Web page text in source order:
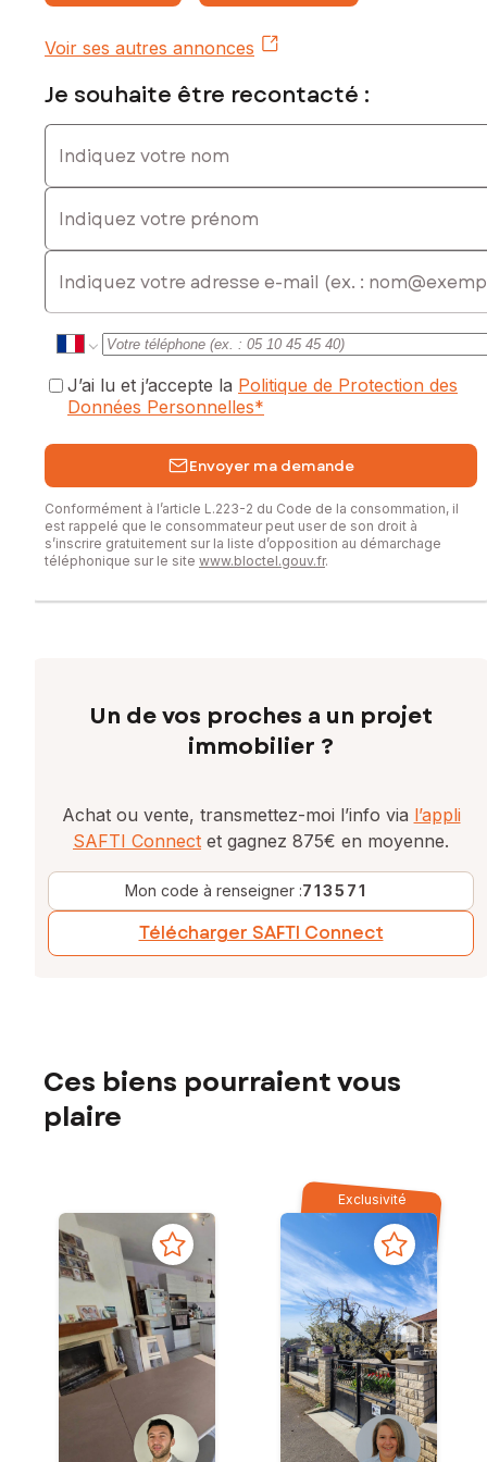
Voir ses autres annonces
Je souhaite être recontacté :
Indiquez votre nom
Indiquez votre prénom
E-mail
J’ai lu et j’accepte la Politique de Protection des
Données Personnelles*
Envoyer ma demande
Conformément à l’article L.223-2 du Code de la consommation, il
est rappelé que le consommateur peut user de son droit à
s’inscrire gratuitement sur la liste d’opposition au démarchage
téléphonique sur le site www.bloctel.gouv.fr.
Un de vos proches a un projet
immobilier ?
Achat ou vente, transmettez-moi l’info via l’appli
SAFTI Connect et gagnez 875€ en moyenne.
Mon code à renseigner :713571
Télécharger SAFTI Connect
Ces biens pourraient vous
plaire
Exclusivité